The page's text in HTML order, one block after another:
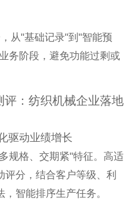
从"基础记录"到"智能预
务阶段，避免功能过剩或
评：纺织机械企业落地
驱动业绩增长
规格、交期紧"特征。高适
分，结合客户等级、利
智能排序生产任务。